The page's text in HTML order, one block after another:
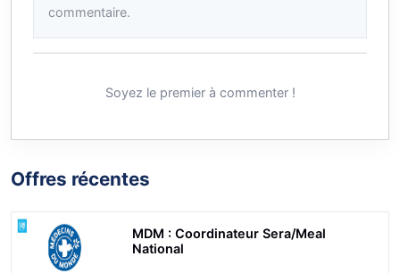
commentaire.
Soyez le premier à commenter !
Offres récentes
MDM : Coordinateur Sera/Meal
National